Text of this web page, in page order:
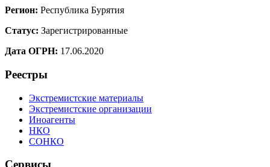
Регион: Республика Бурятия
Статус: Зарегистрированные
Дата ОГРН: 17.06.2020
Реестры
Экстремистские материалы
Экстремистские организации
Иноагенты
НКО
СОНКО